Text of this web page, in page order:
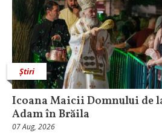
Știri
Icoana Maicii Domnului de
Adam în Brăila
07 Aug, 2026